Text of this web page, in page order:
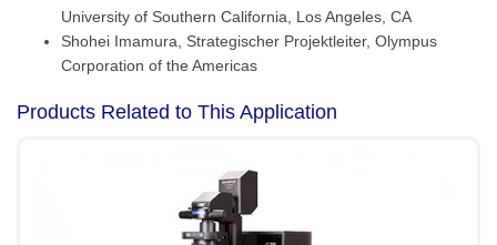
University of Southern California, Los Angeles, CA
Shohei Imamura, Strategischer Projektleiter, Olympus
Corporation of the Americas
Products Related to This Application